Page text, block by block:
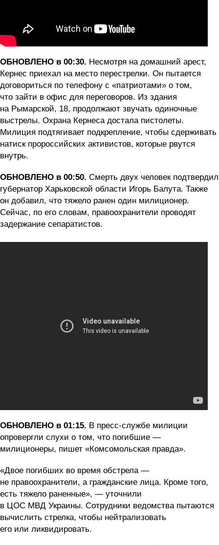
ОБНОВЛЕНО в 00:30. Несмотря на домашний арест,
Кернес приехал на место перестрелки. Он пытается
договориться по телефону с «патриотами» о том,
что зайти в офис для переговоров. Из здания
на Рымарской, 18, продолжают звучать одиночные
выстрелы. Охрана Кернеса достала пистолеты.
Милиция подтягивает подкрепление, чтобы сдерживать
натиск пророссийских активистов, которые рвутся
внутрь.
ОБНОВЛЕНО в 00:50. Смерть двух человек подтвердил
губернатор Харьковской области Игорь Балута. Также
он добавил, что тяжело ранен один милиционер.
Сейчас, по его словам, правоохранители проводят
задержание сепаратистов.
ОБНОВЛЕНО в 01:15. В пресс-службе милиции
опровергли слухи о том, что погибшие —
милиционеры, пишет «Комсомольская правда».
«Двое погибших во время обстрела —
не правоохранители, а гражданские лица. Кроме того,
есть тяжело раненные», — уточнили
в ЦОС МВД Украины. Сотрудники ведомства пытаются
вычислить стрелка, чтобы нейтрализовать
его или ликвидировать.